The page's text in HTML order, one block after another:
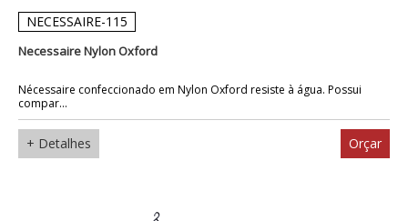
NECESSAIRE-115
Necessaire Nylon Oxford
Nécessaire confeccionado em Nylon Oxford resiste à água. Possui
compar...
+ Detalhes Orçar